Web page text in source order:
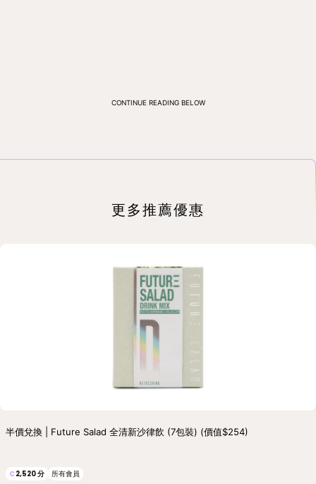
CONTINUE READING BELOW
更多推薦優惠
半價兌換 | Future Salad 全清新沙律飲 (7包裝) (價值$254)
C2,520分 所有會員